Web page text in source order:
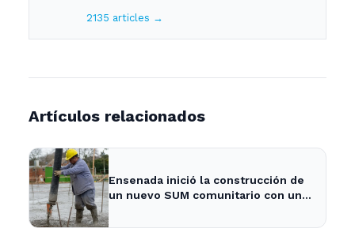
2135 articles →
Artículos relacionados
Ensenada inició la construcción de
un nuevo SUM comunitario con una